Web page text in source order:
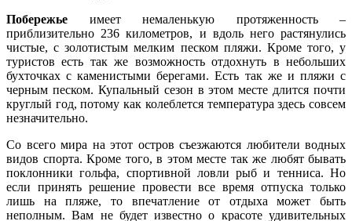
Побережье имеет немаленькую протяженность –
приблизительно 236 километров, и вдоль него растянулись
чистые, с золотистым мелким песком пляжи. Кроме того, у
туристов есть так же возможность отдохнуть в небольших
бухточках с каменистыми берегами. Есть так же и пляжи с
черным песком. Купальный сезон в этом месте длится почти
круглый год, потому как колеблется температура здесь совсем
незначительно.
Со всего мира на этот остров съезжаются любители водных
видов спорта. Кроме того, в этом месте так же любят бывать
поклонники гольфа, спортивной ловли рыб и тенниса. Но
если принять решение провести все время отпуска только
лишь на пляже, то впечатление от отдыха может быть
неполным. Вам не будет известно о красоте удивительных